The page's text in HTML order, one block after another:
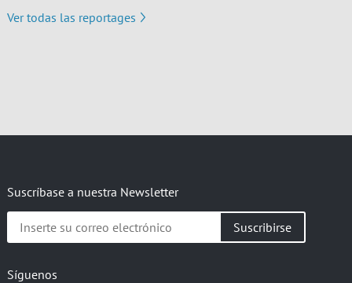
Ver todas las reportages
Suscríbase a nuestra Newsletter
Inserte
electrónico
Síguenos